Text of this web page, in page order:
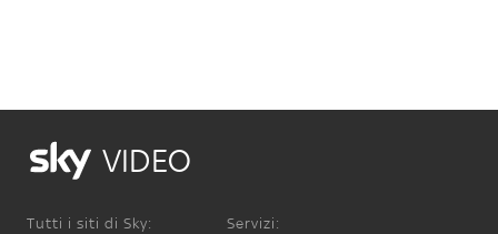
VIDEO
Tutti i siti di Sky: Servizi: